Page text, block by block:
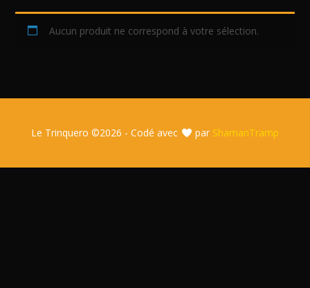
Aucun produit ne correspond à votre sélection.
Le Trinquero ©2026 - Codé avec par ShamanTramp